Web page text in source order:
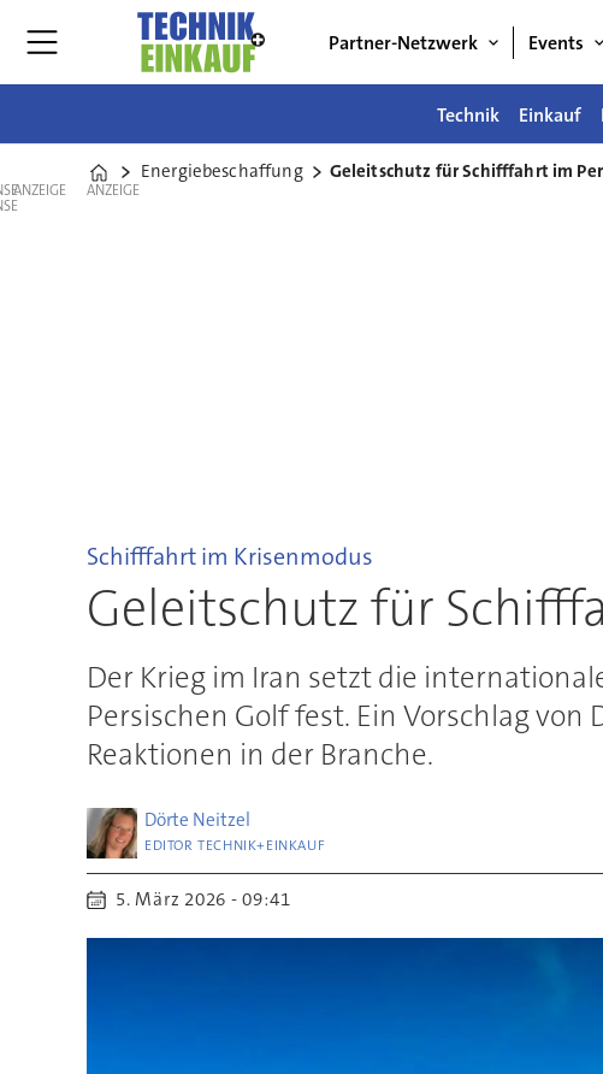
Partner-Netzwerk Events
Technik Einkauf
Home
Energiebeschaffung Geleitschutz für Schifffahrt im
ANZEIGE ANZEIGE
Schifffahrt im Krisenmodus
Geleitschutz für
Der Krieg im Iran setzt die
Persischen Golf fest. Ein Vorschlag
Reaktionen in der Branche.
Dörte Neitzel
EDITOR TECHNIK+EINKAUF
5. März 2026 - 09:41